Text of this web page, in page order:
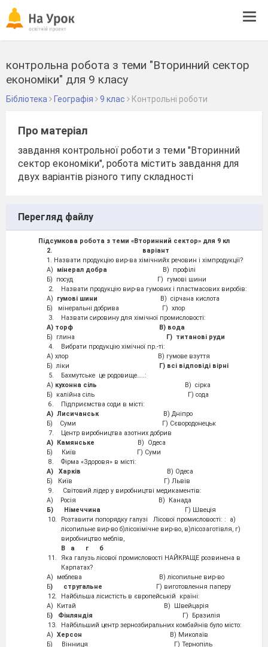
контрольна робота з теми "Вторинний сектор
економіки" для 9 класу
Бібліотека Географія 9 клас Контрольні роботи
Про матеріал
завдання контрольної роботи з теми "Вторинний
сектор економіки", робота містить завдання для
двух варіантів різного типу складності
Перегляд файлу
Підсумкова робота з теми «Вторинний сектор» для 9 кл
варіант
1. Назвати продукцію вир-ва хімічнийх речовин і хімпродукції?
А) мінерал добра В) профілі
Б) посуд Г) гумові шини
Назвати продукцію вир-ва гумових і пластмасових виробів:
А) гумові шини В) сірчана кислота
Б) мінеральні добрива Г) хлор
Назвати сировину для хімічної промисловості:
А) торф
В) вода
Б) глина
Г) титанові руди
Вибрати продукцію хімічної пр.-ті:
А) хлор В) гумове взуття
Б) ліки Г) всі відповіді вірні
Бахмутське це родовище…..:
А) кухонна сіль В) сірка
Б) калійна сіль Г) сода
Підприємства соди в місті:
А) Лисичанськ В) Дніпро
Б) Суми Г) Сєвородонецьк
Центр виробництва азотних добрив
А) Камянське В) Одеса
Б) Київ Г) Суми
Фірма «Здоровя» в місті:
А)
Харків В) Одеса
Б) Київ Г) Львів
Світовий лідер у виробництві медикаментів:
А) Росія В) Канада
Б)
Німеччина Г) Швеція
Розтавити попорядку галузі Лісової промисловості: : а)
лісопильне вир-во б)лісохімічне вир-во, в)лісозаготівля, г)
виробництво меблів,
В
а г
б
Яка галузь лісової промисловості НАЙКРАЩЕ розвинена в
Карпатах?
А) меблева В) лісопильне вир-во
Б) стругальне Г) виготовлення паперу
Найбільша лісистість в європейській країні:
А) Китай
В) Швейцарія
Б) Фінляндія Г) Бразилія
Найбільший центр зернозбиральних комбайнів було місто:
А) Херсон В) Миколаїв
Б) Вінниця Г) Тернопіль